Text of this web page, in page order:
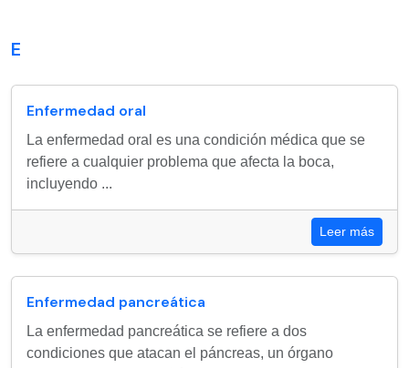
E
Enfermedad oral
La enfermedad oral es una condición médica que se
refiere a cualquier problema que afecta la boca,
incluyendo ...
Leer más
Enfermedad pancreática
La enfermedad pancreática se refiere a dos
condiciones que atacan el páncreas, un órgano